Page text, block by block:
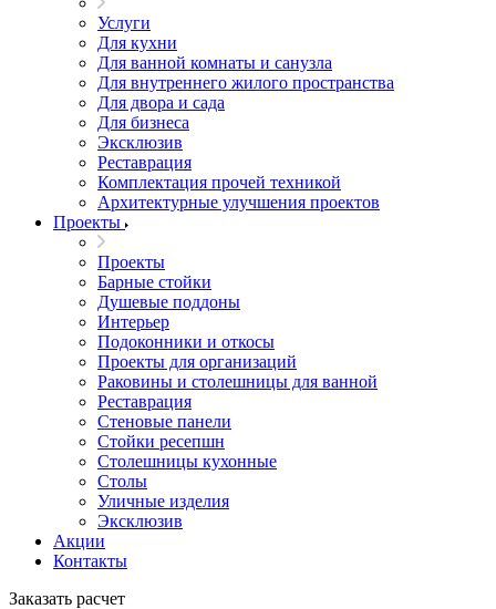
Услуги
Для кухни
Для ванной комнаты и санузла
Для внутреннего жилого пространства
Для двора и сада
Для бизнеса
Эксклюзив
Реставрация
Комплектация прочей техникой
Архитектурные улучшения проектов
Проекты
Проекты
Барные стойки
Душевые поддоны
Интерьер
Подоконники и откосы
Проекты для организаций
Раковины и столешницы для ванной
Реставрация
Стеновые панели
Стойки ресепшн
Столешницы кухонные
Столы
Уличные изделия
Эксклюзив
Акции
Контакты
Заказать расчет